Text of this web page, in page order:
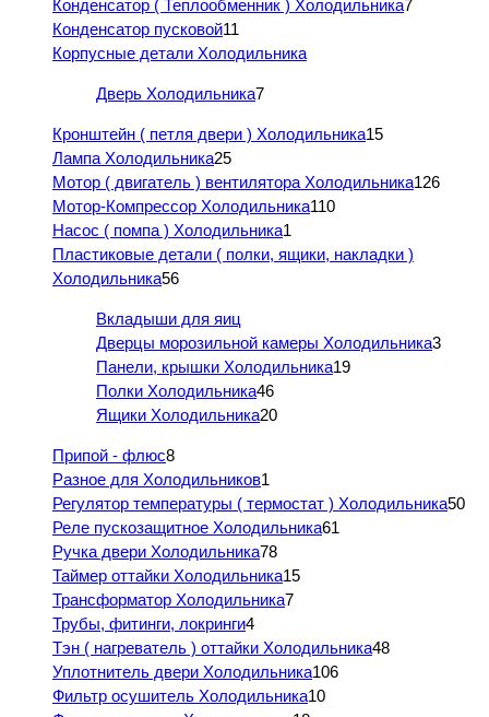
Конденсатор ( Теплообменник ) Холодильника7
Конденсатор пусковой11
Корпусные детали Холодильника
Дверь Холодильника7
Кронштейн ( петля двери ) Холодильника15
Лампа Холодильника25
Мотор ( двигатель ) вентилятора Холодильника126
Мотор-Компрессор Холодильника110
Насос ( помпа ) Холодильника1
Пластиковые детали ( полки, ящики, накладки )
Холодильника56
Вкладыши для яиц
Дверцы морозильной камеры Холодильника3
Панели, крышки Холодильника19
Полки Холодильника46
Ящики Холодильника20
Припой - флюс8
Разное для Холодильников1
Регулятор температуры ( термостат ) Холодильника50
Реле пускозащитное Холодильника61
Ручка двери Холодильника78
Таймер оттайки Холодильника15
Трансформатор Холодильника7
Трубы, фитинги, локринги4
Тэн ( нагреватель ) оттайки Холодильника48
Уплотнитель двери Холодильника106
Фильтр осушитель Холодильника10